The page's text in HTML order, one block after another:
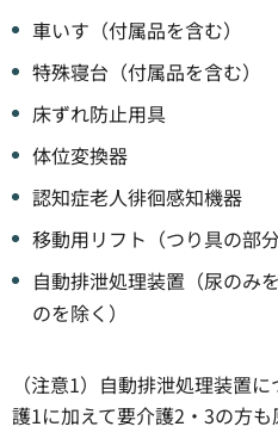
車いす（付属品を含む）
特殊寝台（付属品を含む）
床ずれ防止用具
体位変換器
認知症老人徘徊感知機器
移動用リフト（つり具の部分
自動排泄処理装置（尿のみ
のを除く）
（注意1）自動排泄処理装置
護1に加えて要介護2・3の方